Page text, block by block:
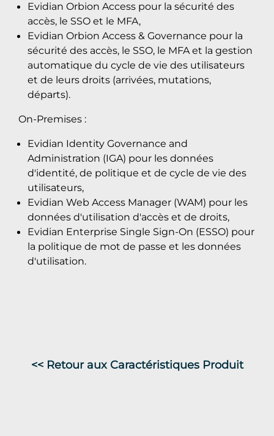
Evidian Orbion Access pour la sécurité des
accès, le SSO et le MFA,
Evidian Orbion Access & Governance pour la
sécurité des accès, le SSO, le MFA et la gestion
automatique du cycle de vie des utilisateurs
et de leurs droits (arrivées, mutations,
départs).
On-Premises :
Evidian Identity Governance and
Administration (IGA) pour les données
d'identité, de politique et de cycle de vie des
utilisateurs,
Evidian Web Access Manager (WAM) pour les
données d'utilisation d'accès et de droits,
Evidian Enterprise Single Sign-On (ESSO) pour
la politique de mot de passe et les données
d'utilisation.
<< Retour aux Caractéristiques Produit